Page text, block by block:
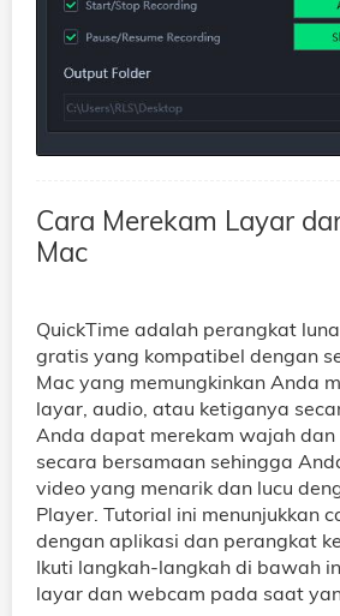
Cara Merekam Layar
Mac
QuickTime adalah perangkat
gratis yang kompatibel dengan
Mac yang memungkinkan Anda
layar, audio, atau ketiganya
Anda dapat merekam wajah
secara bersamaan sehingga
video yang menarik dan lucu
Player. Tutorial ini menunjukkan
dengan aplikasi dan perangkat
Ikuti langkah-langkah di bawah
layar dan webcam pada saat